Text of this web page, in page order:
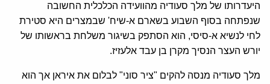
היעדרותו של מלך סעודיה מהוועידה הכלכלית החשובה
שנפתחה בסוף השבוע בשארם א-שיח' שבמצרים היא סטירת
לחי לנשיא א-סיסי, הוא הסתפק בשיגור משלחת בראשותו של
יורש העצר הנסיך מקרן בן עבד אלעזיז.
מלך סעודיה מנסה להקים "ציר סוני" לבלום את איראן אך הוא